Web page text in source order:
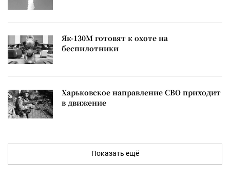
Як-130М готовят к охоте на
беспилотники
Харьковское направление СВО приходит
в движение
Показать ещё